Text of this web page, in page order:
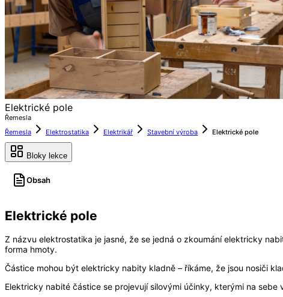
Elektrické pole
Řemesla
Řemesla
Elektrostatika Elektrikář Stavební výroba Elektrické pole
Bloky lekce
Obsah
Elektrické pole
Z názvu elektrostatika je jasné, že se jedná o zkoumání elektricky
forma hmoty.
Částice mohou být elektricky nabity kladně – říkáme, že jsou nosiči
Elektricky nabité částice se projevují silovými účinky, kterými na